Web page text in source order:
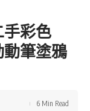
彩色
筆塗鴉
6 Min Read